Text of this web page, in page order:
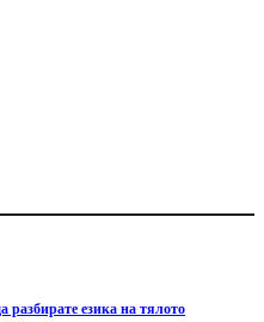
езика на тялото